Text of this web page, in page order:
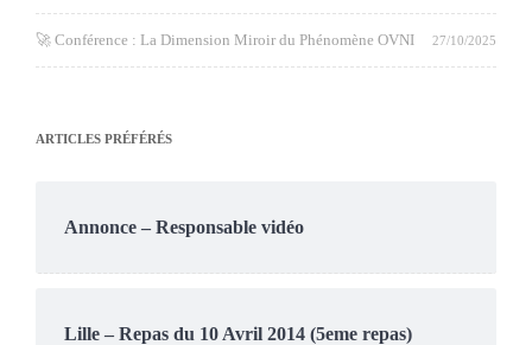
🚀 Conférence : La Dimension Miroir du Phénomène OVNI 27/10/2025
ARTICLES PRÉFÉRÉS
Annonce – Responsable vidéo
Lille – Repas du 10 Avril 2014 (5eme repas)